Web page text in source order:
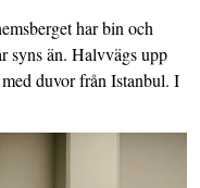
har bin och
syns än. Halvvägs upp
duvor från Istanbul. I